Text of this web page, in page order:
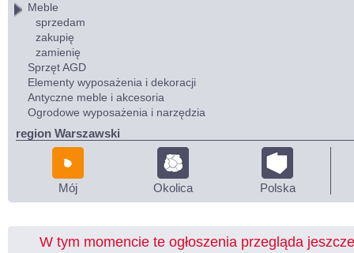
Meble
sprzedam
zakupię
zamienię
Sprzęt AGD
Elementy wyposażenia i dekoracji
Antyczne meble i akcesoria
Ogrodowe wyposażenia i narzędzia
region Warszawski
Mój Okolica Polska
W tym momencie te ogłoszenia przegląda